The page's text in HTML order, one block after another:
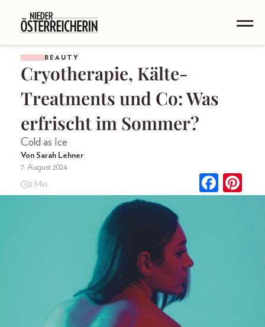
BEAUTY
Cryotherapie, Kälte-
Treatments und Co: Was
erfrischt im Sommer?
Cold as Ice
Von Sarah Lehner
7. August 2024
3 Min.